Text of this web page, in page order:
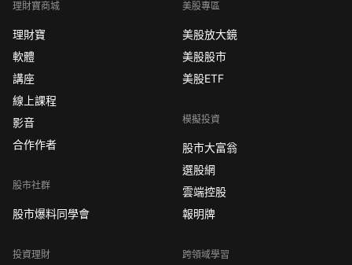
理財寶商城
理財寶
軟體
講座
線上課程
影音
合作作者
股市社群
股市爆料同學會
投資理財
美股專區
美股放大鏡
美股股市
美股ETF
模擬投資
股市大富翁
選股網
雲端控股
報明牌
跨領域學習